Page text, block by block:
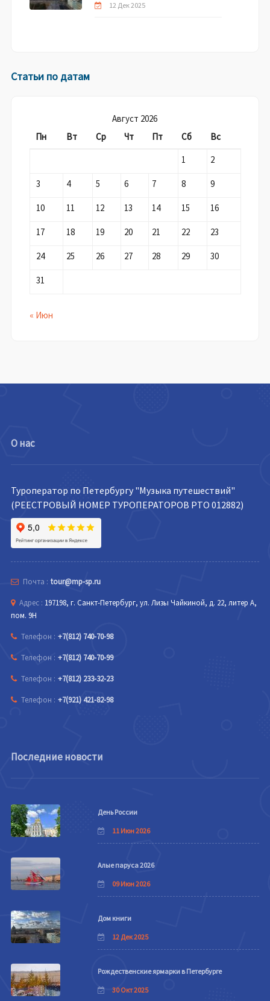
12 Дек 2025
Статьи по датам
Август 2026
Пн
Вт Ср Чт Пт Сб
Вс
1
2
3 4 5 6 7 8 9
10 11 12 13 14 15 16
17 18 19 20 21 22 23
24 25 26 27 28 29 30
31
« Июн
О нас
Туроператор по Петербургу "Музыка путешествий"
(РЕЕСТРОВЫЙ НОМЕР ТУРОПЕРАТОРОВ РТО 012882)
Почта : tour@mp-sp.ru
Адрес : 197198, г. Санкт-Петербург, ул. Лизы Чайкиной, д. 22, литер А,
пом. 9Н
Телефон : +7(812) 740-70-98
Телефон : +7(812) 740-70-99
Телефон : +7(812) 233-32-23
Телефон : +7(921) 421-82-98
Последние новости
День России
11 Июн 2026
Алые паруса 2026
09 Июн 2026
Дом книги
12 Дек 2025
Рождественские ярмарки в Петербурге
30 Окт 2025